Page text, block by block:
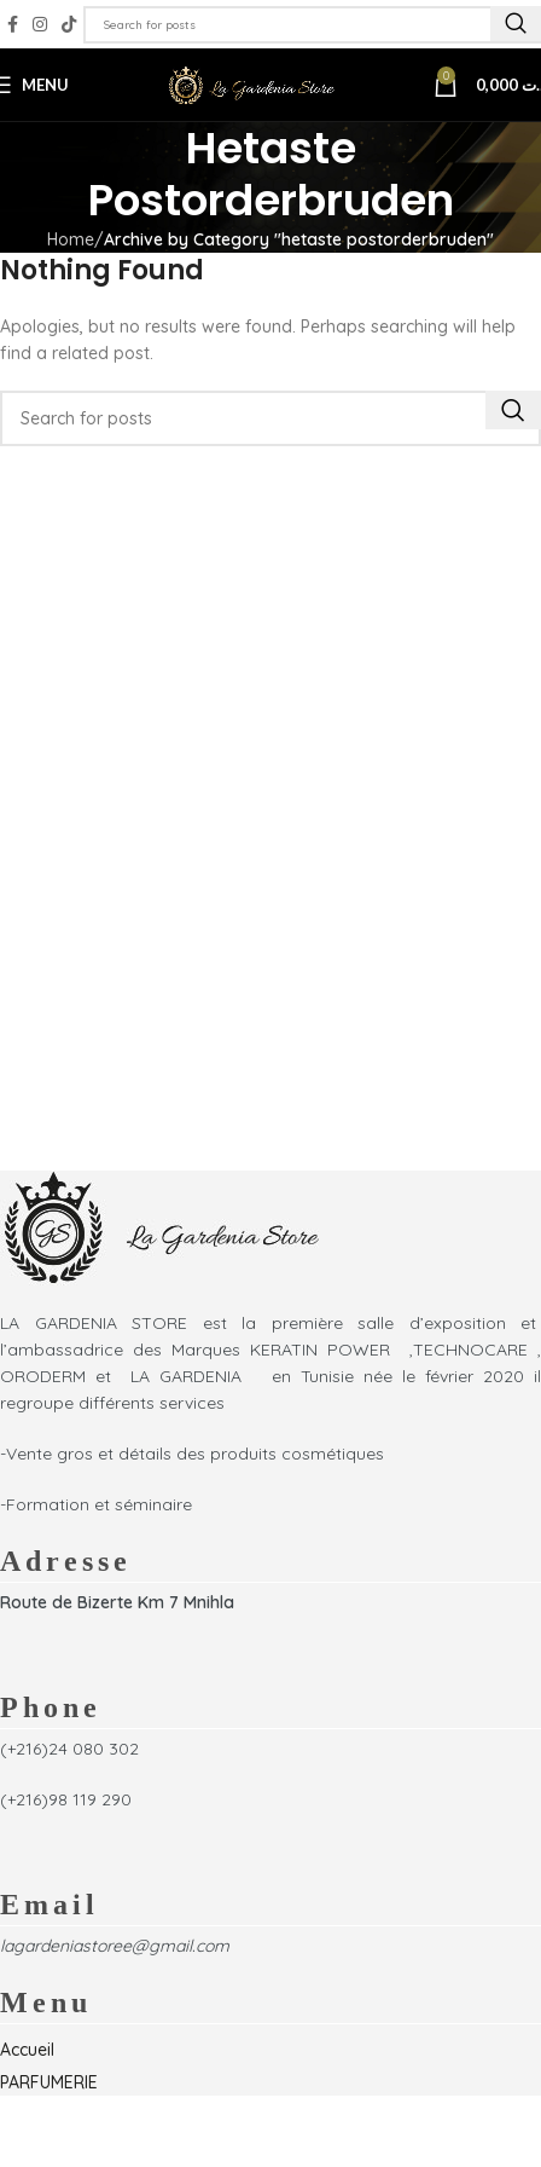
MENU 0
Hetaste
Postorderbruden
Home Archive by Category "hetaste postorderbruden"
Nothing Found
Apologies, but no results were found. Perhaps searching will help
find a related post.
LA GARDENIA STORE est la première salle d’exposition et
l’ambassadrice des Marques KERATIN POWER ,TECHNOCARE ,
ORODERM et LA GARDENIA en Tunisie née le février 2020 il
regroupe différents services
-Vente gros et détails des produits cosmétiques
-Formation et séminaire
Adresse
Route de Bizerte Km 7 Mnihla
Phone
(+216)24 080 302
(+216)98 119 290
Email
lagardeniastoree@gmail.com
Menu
Accueil
PARFUMERIE